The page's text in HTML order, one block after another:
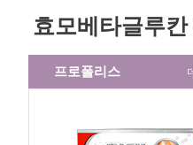
효모베타글루
프로폴리스